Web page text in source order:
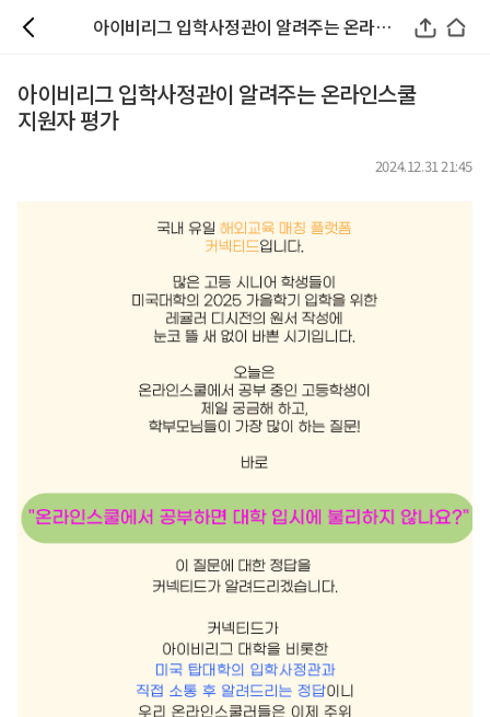
아이비리그 입학사정관이 알려주는 온라인스쿨 지원자 평가
아이비리그 입학사정관이 알려주는 온라인스쿨
지원자 평가
2024.12.31 21:45